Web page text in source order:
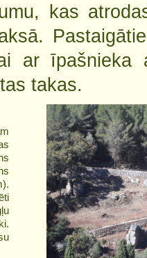
kas
ar īpašnieka
takas.